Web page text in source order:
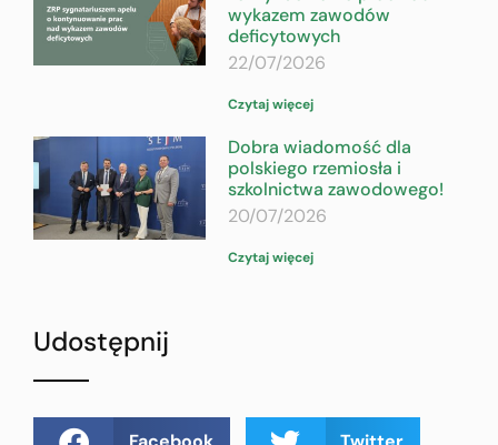
wykazem zawodów
deficytowych
22/07/2026
Czytaj więcej
Dobra wiadomość dla
polskiego rzemiosła i
szkolnictwa zawodowego!
20/07/2026
Czytaj więcej
Udostępnij